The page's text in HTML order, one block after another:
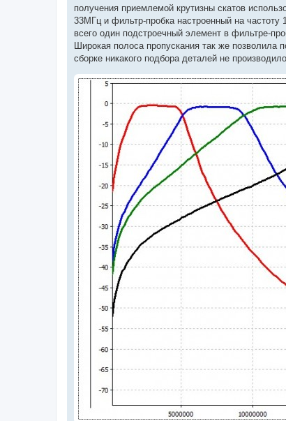
получения приемлемой крутизны скатов
33МГц и фильтр-пробка настроенный на
всего один подстроечный элемент в фильтре-
Широкая полоса пропускания так же
сборке никакого подбора деталей не